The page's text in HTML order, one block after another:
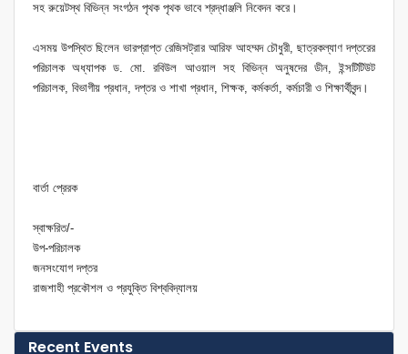
সহ রুয়েটস্থ বিভিন্ন সংগঠন পৃথক পৃথক ভাবে শ্রদ্ধাঞ্জলি নিবেদন করে।
এসময় উপস্থিত ছিলেন ভারপ্রাপ্ত রেজিসট্রার আরিফ আহম্মদ চৌধুরী, ছাত্রকল্যাণ দপ্তরের
পরিচালক অধ্যাপক ড. মো. রবিউল আওয়াল সহ বিভিন্ন অনুষদের ডীন, ইন্সটিটিউট
পরিচালক, বিভাগীয় প্রধান, দপ্তর ও শাখা প্রধান, শিক্ষক, কর্মকর্তা, কর্মচারী ও শিক্ষার্থীবৃন্দ।
বার্তা প্রেরক
স্বাক্ষরিত/-
উপ-পরিচালক
জনসংযোগ দপ্তর
রাজশাহী প্রকৌশল ও প্রযুক্তি বিশ্ববিদ্যালয়
Recent Events